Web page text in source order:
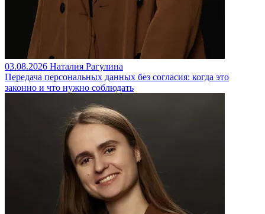
03.08.2026 Наталия Рагулина
Передача персональных данных без согласия: когда это
законно и что нужно соблюдать